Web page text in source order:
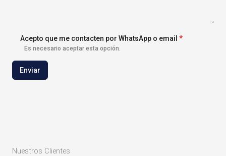
Acepto que me contacten por WhatsApp o email *
Es necesario aceptar esta opción.
Enviar
Nuestros Clientes